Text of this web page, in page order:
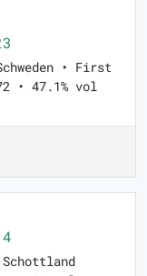
• First
• 47.1% vol